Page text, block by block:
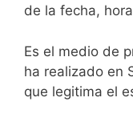
de la fecha,
Es el medio de
ha realizado en
que legitima el